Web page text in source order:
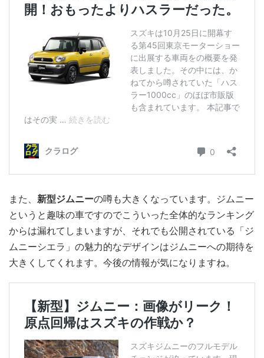
また、 新型ジムニーの噂も大きくなっています。ジムニー
というと趣味の車ですのでこういった全体的なランキング
からは漏れてしまいますが、それでも公開されている「ジ
ムニーシエラ」の魅力的なデザインはジムニーへの期待を
大きくしてくれます。今後の情報が気になりますね。